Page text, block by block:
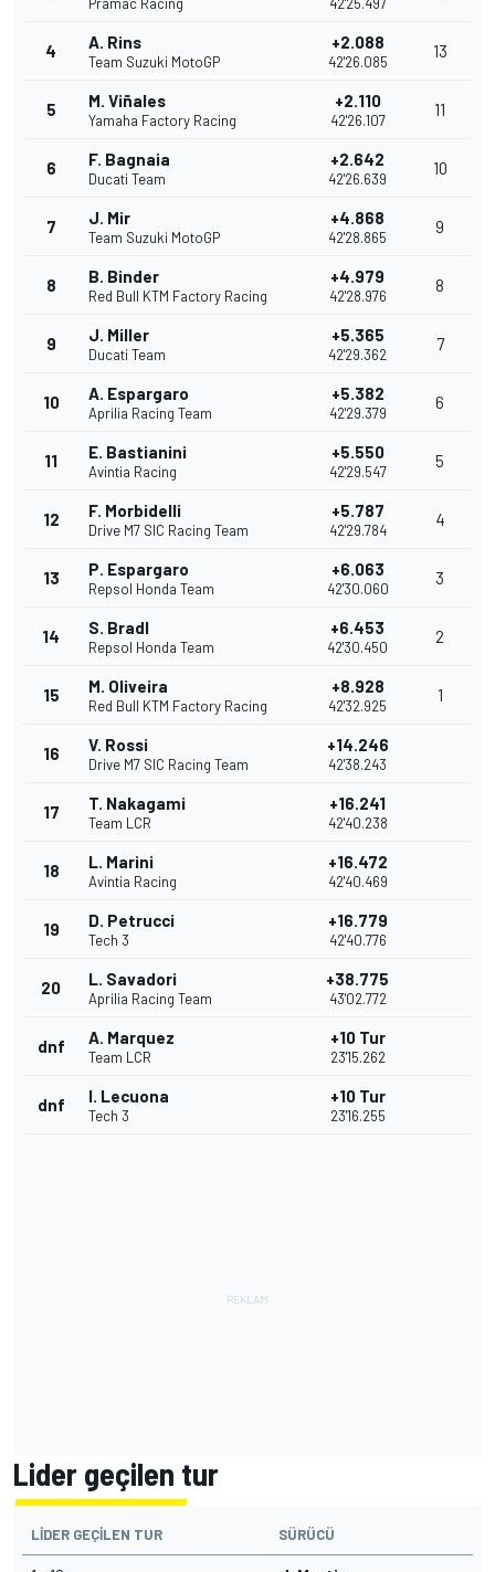
4 A. Rins
Team Suzuki MotoGP
+2.088
42'26.085
13
5 M. Viñales
Yamaha Factory Racing
+2.110
42'26.107
11
6 F. Bagnaia
Ducati Team
+2.642
42'26.639
10
7 J. Mir
Team Suzuki MotoGP
+4.868
42'28.865
9
8 B. Binder
Red Bull KTM Factory Racing
+4.979
42'28.976
8
9 J. Miller
Ducati Team
+5.365
42'29.362
7
10 A. Espargaro
Aprilia Racing Team
+5.382
42'29.379
6
11 E. Bastianini
Avintia Racing
+5.550
42'29.547
5
12 F. Morbidelli
Drive M7 SIC Racing Team
+5.787
42'29.784
4
13 P. Espargaro
Repsol Honda Team
+6.063
42'30.060
3
14 S. Bradl
Repsol Honda Team
+6.453
42'30.450
2
15 M. Oliveira
Red Bull KTM Factory Racing
+8.928
42'32.925
1
16 V. Rossi
Drive M7 SIC Racing Team
+14.246
42'38.243
17 T. Nakagami
Team LCR
+16.241
42'40.238
18 L. Marini
Avintia Racing
+16.472
42'40.469
19 D. Petrucci
Tech 3
+16.779
42'40.776
20 L. Savadori
Aprilia Racing Team
+38.775
43'02.772
dnf A. Marquez
Team LCR
+10 Tur
23'15.262
dnf I. Lecuona
Tech 3
+10 Tur
23'16.255
Lider geçilen tur
LIDER GEÇILEN TUR SÜRÜCÜ